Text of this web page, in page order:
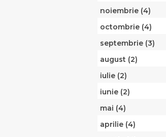
noiembrie (4)
octombrie (4)
septembrie (3)
august (2)
iulie (2)
iunie (2)
mai (4)
aprilie (4)